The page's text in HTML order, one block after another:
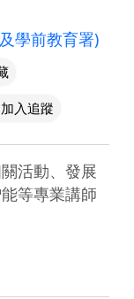
學前教育署)
加入追蹤
活動、發展
等專業講師